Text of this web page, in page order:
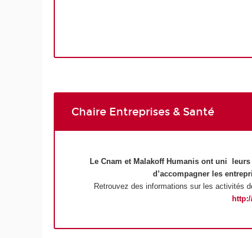
Chaire Entreprises & Santé
Le Cnam et Malakoff Humanis ont uni
d’accompagner les
Retrouvez des informations sur les activités